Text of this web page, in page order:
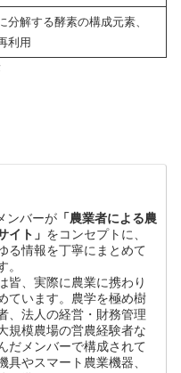
分解する酵素の構成元素、
利用
ンバーが 「農業者による農
イト」 をコンセプトに、
る情報を丁寧にまとめて
。
皆、実際に農業に携わり
ています。農学を極め樹
、法人の経営・財務管理
規模農場の営農経験者な
だメンバーで構成されて
具やスマート農業機器、